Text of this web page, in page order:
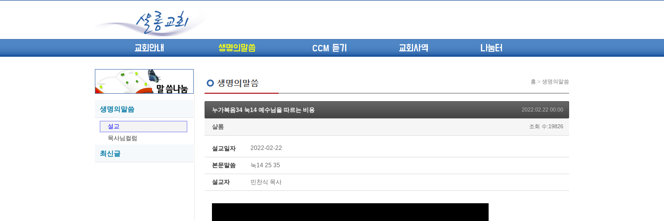
교회안내 생명의말씀 CCM 듣기 교회사역 나눔터
생명의말씀
설교
목사님컬럼
최신글
05-26 (고린도전서12) 고전7:23-40 ...
05-20 (고린도전서10) 고전6:1~11 ...
05-20 (고린도전서9) 고전5:1-13 ...
05-18 (고린도전서7) 고전4:1-8 판...
홈 > 생명의말씀
누가복음34 눅14 예수님을 따르는 비용 2022.02.22 00:00
샬롬 조회 수:19826
설교일자 2022-02-22
본문말씀 눅14 25 35
설교자 민찬식 목사